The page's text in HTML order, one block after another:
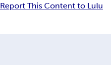
Report This Content to Lulu